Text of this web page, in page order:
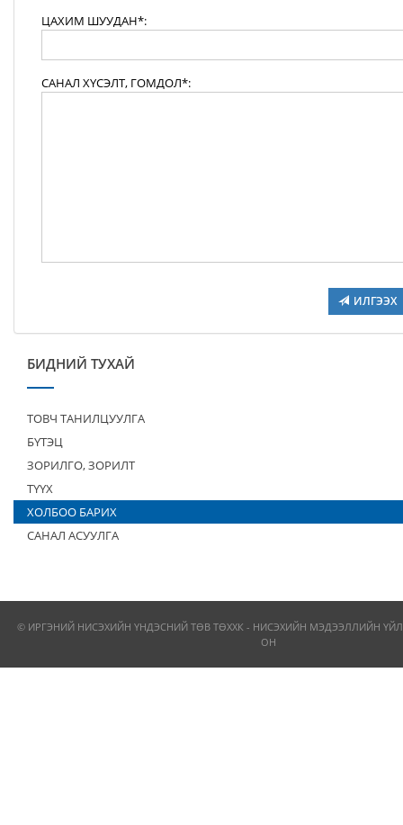
ЦАХИМ ШУУДАН*:
САНАЛ ХҮСЭЛТ, ГОМДОЛ*:
ИЛГЭЭХ
БИДНИЙ ТУХАЙ
ТОВЧ ТАНИЛЦУУЛГА
БҮТЭЦ
ЗОРИЛГО, ЗОРИЛТ
ТҮҮХ
ХОЛБОО БАРИХ
САНАЛ АСУУЛГА
© ИРГЭНИЙ НИСЭХИЙН ҮНДЭСНИЙ ТӨВ ТӨХХК - НИСЭХИЙН МЭДЭЭЛЛИЙН
ОН